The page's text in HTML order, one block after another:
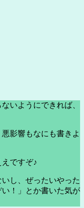
いようにできれば、
影響もなにも書きよ
ですぞ♪
し、ぜったいやった
！」とか書いた気が